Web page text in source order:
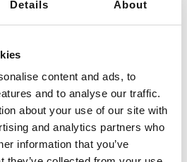
Details About
content and ads, to
and to analyse our traffic.
about your use of our site with
and analytics partners who
information that you’ve
à des besoins d’entretien
:
dans lesquelles
y compris l’exposition aux
l’ozone et le contact potentiel
agressives.